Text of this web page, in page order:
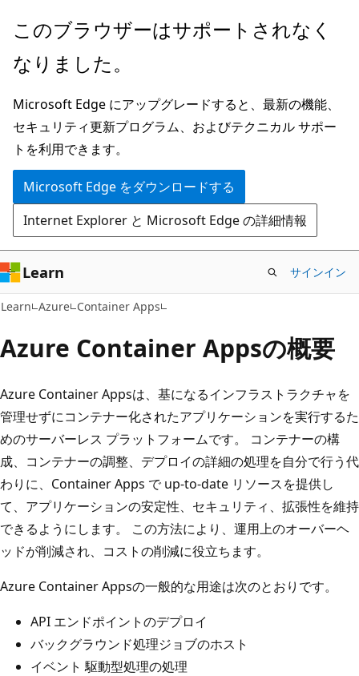
メ
ン
ン
テ
ン
ツ
に
ス
キ
ッ
プ
このブラウザーはサポートされなく
なりました。
Microsoft Edge にアップグレードすると、最新の機能、
セキュリティ更新プログラム、およびテクニカル サポー
トを利用できます。
Microsoft Edge をダウンロードする
Internet Explorer と Microsoft Edge の詳細情報
Learn サインイン
Learn Azure Container Apps
Azure Container Appsの概要
Azure Container Appsは、基になるインフラストラクチャを
管理せずにコンテナー化されたアプリケーションを実行するた
めのサーバーレス プラットフォームです。 コンテナーの構
成、コンテナーの調整、デプロイの詳細の処理を自分で行う代
わりに、Container Apps で up-to-date リソースを提供し
て、アプリケーションの安定性、セキュリティ、拡張性を維持
できるようにします。 この方法により、運用上のオーバーヘ
ッドが削減され、コストの削減に役立ちます。
Azure Container Appsの一般的な用途は次のとおりです。
API エンドポイントのデプロイ
バックグラウンド処理ジョブのホスト
イベント 駆動型処理の処理